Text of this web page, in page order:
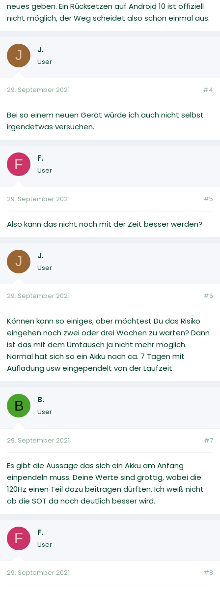
neues geben. Ein Rücksetzen auf Android 10 ist offiziell
nicht möglich, der Weg scheidet also schon einmal aus.
J J.
User
29. September 2021 #4
Bei so einem neuen Gerät würde ich auch nicht selbst
irgendetwas versuchen.
F F.
User
29. September 2021 #5
Also kann das nicht noch mit der Zeit besser werden?
J J.
User
29. September 2021 #6
Können kann so einiges, aber möchtest Du das Risiko
eingehen noch zwei oder drei Wochen zu warten? Dann
ist das mit dem Umtausch ja nicht mehr möglich.
Normal hat sich so ein Akku nach ca. 7 Tagen mit
Aufladung usw eingependelt von der Laufzeit.
B B.
User
29. September 2021 #7
Es gibt die Aussage das sich ein Akku am Anfang
einpendeln muss. Deine Werte sind grottig, wobei die
120Hz einen Teil dazu beitragen dürften. Ich weiß nicht
ob die SOT da noch deutlich besser wird.
F F.
User
29. September 2021 #8